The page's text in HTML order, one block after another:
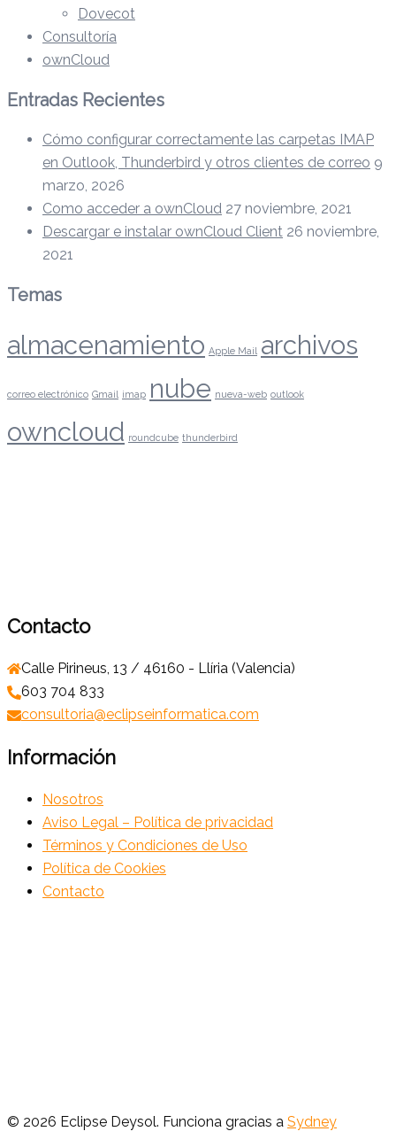
Dovecot
Consultoría
ownCloud
Entradas Recientes
Cómo configurar correctamente las carpetas IMAP
en Outlook, Thunderbird y otros clientes de correo 9
marzo, 2026
Como acceder a ownCloud 27 noviembre, 2021
Descargar e instalar ownCloud Client 26 noviembre,
2021
Temas
almacenamiento Apple Mail archivos
correo electrónico Gmail imap nube nueva-web outlook
owncloud roundcube thunderbird
Contacto
Calle Pirineus, 13 / 46160 - Llíria (Valencia)
603 704 833
consultoria@eclipseinformatica.com
Información
Nosotros
Aviso Legal – Política de privacidad
Términos y Condiciones de Uso
Política de Cookies
Contacto
© 2026 Eclipse Deysol. Funciona gracias a Sydney